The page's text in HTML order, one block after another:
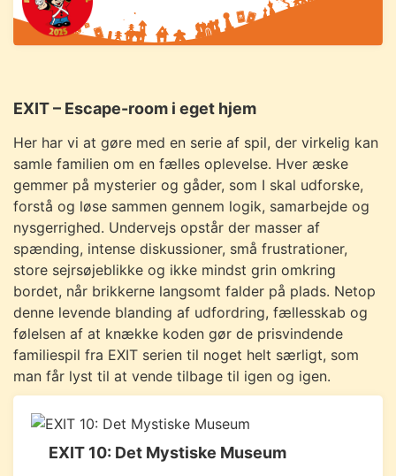
EXIT – Escape-room i eget hjem
Her har vi at gøre med en serie af spil, der virkelig kan
samle familien om en fælles oplevelse. Hver æske
gemmer på mysterier og gåder, som I skal udforske,
forstå og løse sammen gennem logik, samarbejde og
nysgerrighed. Undervejs opstår der masser af
spænding, intense diskussioner, små frustrationer,
store sejrsøjeblikke og ikke mindst grin omkring
bordet, når brikkerne langsomt falder på plads. Netop
denne levende blanding af udfordring, fællesskab og
følelsen af at knække koden gør de prisvindende
familiespil fra EXIT serien til noget helt særligt, som
man får lyst til at vende tilbage til igen og igen.
EXIT 10: Det Mystiske Museum